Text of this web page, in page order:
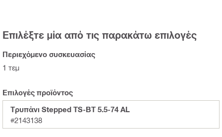
Επιλέξτε μία από τις παρακάτω επιλογές
Περιεχόμενο συσκευασίας
1 τεμ
Επιλογές προϊόντος
Τρυπάνι Stepped TS-BT 5.5-74 AL
#2143138